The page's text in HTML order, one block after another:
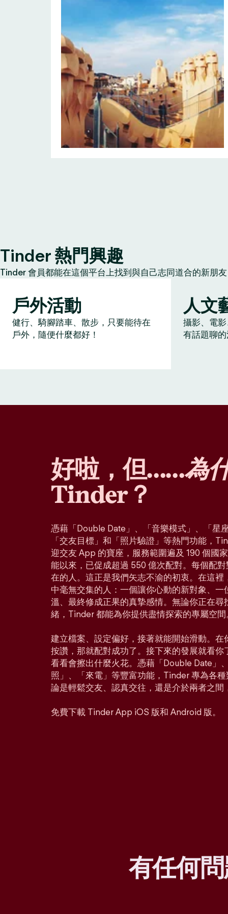
Tinder 熱門興趣
Tinder 會員都能在這個平台上找到與自己志同道合的新朋
戶外活動
健行、騎腳踏車、散步，只要能待在
戶外，隨便什麼都好！
人文
攝影、電
有話題聊
好啦，但……為
Tinder？
憑藉「Double Date」、「音樂模式」、「星
「交友目標」和「照片驗證」等熱門功能，
迎交友 App 的寶座，服務範圍遍及 190 個國
能以來，已促成超過 550 億次配對。每個配
在的人。這正是我們矢志不渝的初衷。在這
中毫無交集的人：一個讓你心動的新對象、
溫、最終修成正果的真摯感情。無論你正在
緒，Tinder 都能為你提供盡情探索的專屬空間
建立檔案、設定偏好，接著就能開始滑動。
按讚，那就配對成功了。接下來的發展就看
看看會擦出什麼火花。憑藉「Double Date」
照」、「來電」等豐富功能，Tinder 專為各
論是輕鬆交友、認真交往，還是介於兩者之間
免費下載 Tinder App iOS 版和 Android 版。
有任何